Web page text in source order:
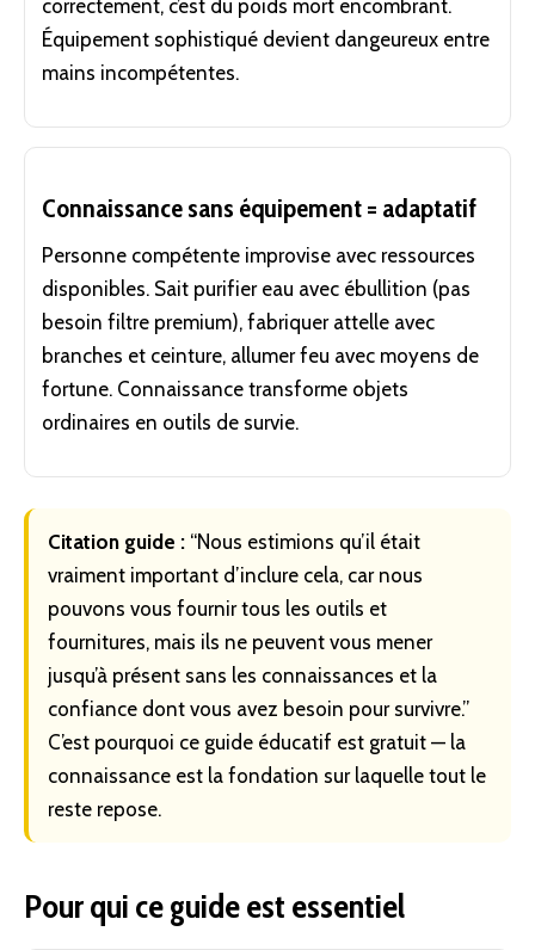
correctement, c’est du poids mort encombrant.
Équipement sophistiqué devient dangeureux entre
mains incompétentes.
Connaissance sans équipement = adaptatif
Personne compétente improvise avec ressources
disponibles. Sait purifier eau avec ébullition (pas
besoin filtre premium), fabriquer attelle avec
branches et ceinture, allumer feu avec moyens de
fortune. Connaissance transforme objets
ordinaires en outils de survie.
Citation guide : “Nous estimions qu’il était
vraiment important d’inclure cela, car nous
pouvons vous fournir tous les outils et
fournitures, mais ils ne peuvent vous mener
jusqu’à présent sans les connaissances et la
confiance dont vous avez besoin pour survivre.”
C’est pourquoi ce guide éducatif est gratuit — la
connaissance est la fondation sur laquelle tout le
reste repose.
Pour qui ce guide est essentiel